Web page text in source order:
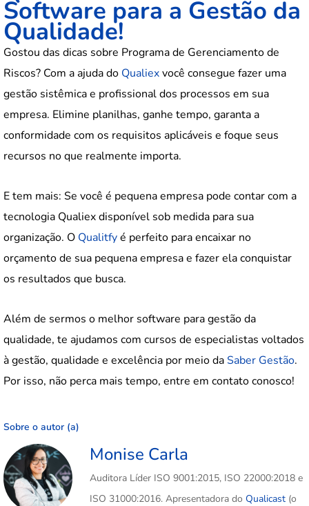
Software para a Gestão da
Qualidade!
Gostou das dicas sobre Programa de Gerenciamento de
Riscos? Com a ajuda do Qualiexvocê consegue fazer uma
gestão sistêmica e profissional dos processos em sua
empresa. Elimine planilhas, ganhe tempo, garanta a
conformidade com os requisitos aplicáveis e foque seus
recursos no que realmente importa.
E tem mais: Se você é pequena empresa pode contar com a
tecnologia Qualiex disponível sob medida para sua
organização. O Qualitfyé perfeito para encaixar no
orçamento de sua pequena empresa e fazer ela conquistar
os resultados que busca.
Além de sermos o melhor software para gestão da
qualidade, te ajudamos com cursos de especialistas voltados
à gestão, qualidade e excelência por meio daSaber Gestão.
Por isso, não perca mais tempo, entre em contato conosco!
Sobre o autor (a)
Monise Carla
Auditora Líder ISO 9001:2015, ISO 22000:2018 e
ISO 31000:2016. Apresentadora do Qualicast (o